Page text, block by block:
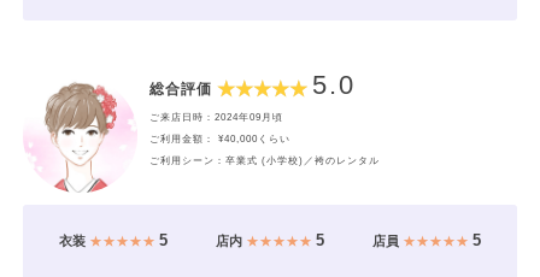
総合評価 5.0
ご来店日時：2024年09月頃
ご利用金額： ¥40,000くらい
ご利用シーン：卒業式 (小学校)／袴のレンタル
衣装★★★★★ 5 店内★★★★★ 5 店員 ★★★★★5